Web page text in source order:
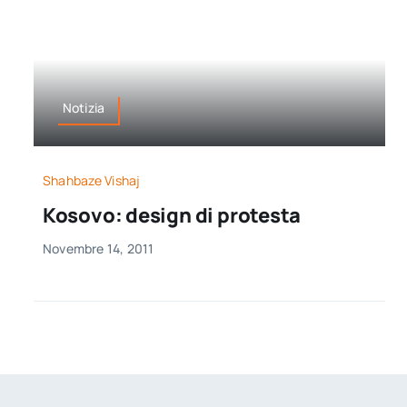
Notizia
Shahbaze Vishaj
Kosovo: design di protesta
Novembre 14, 2011